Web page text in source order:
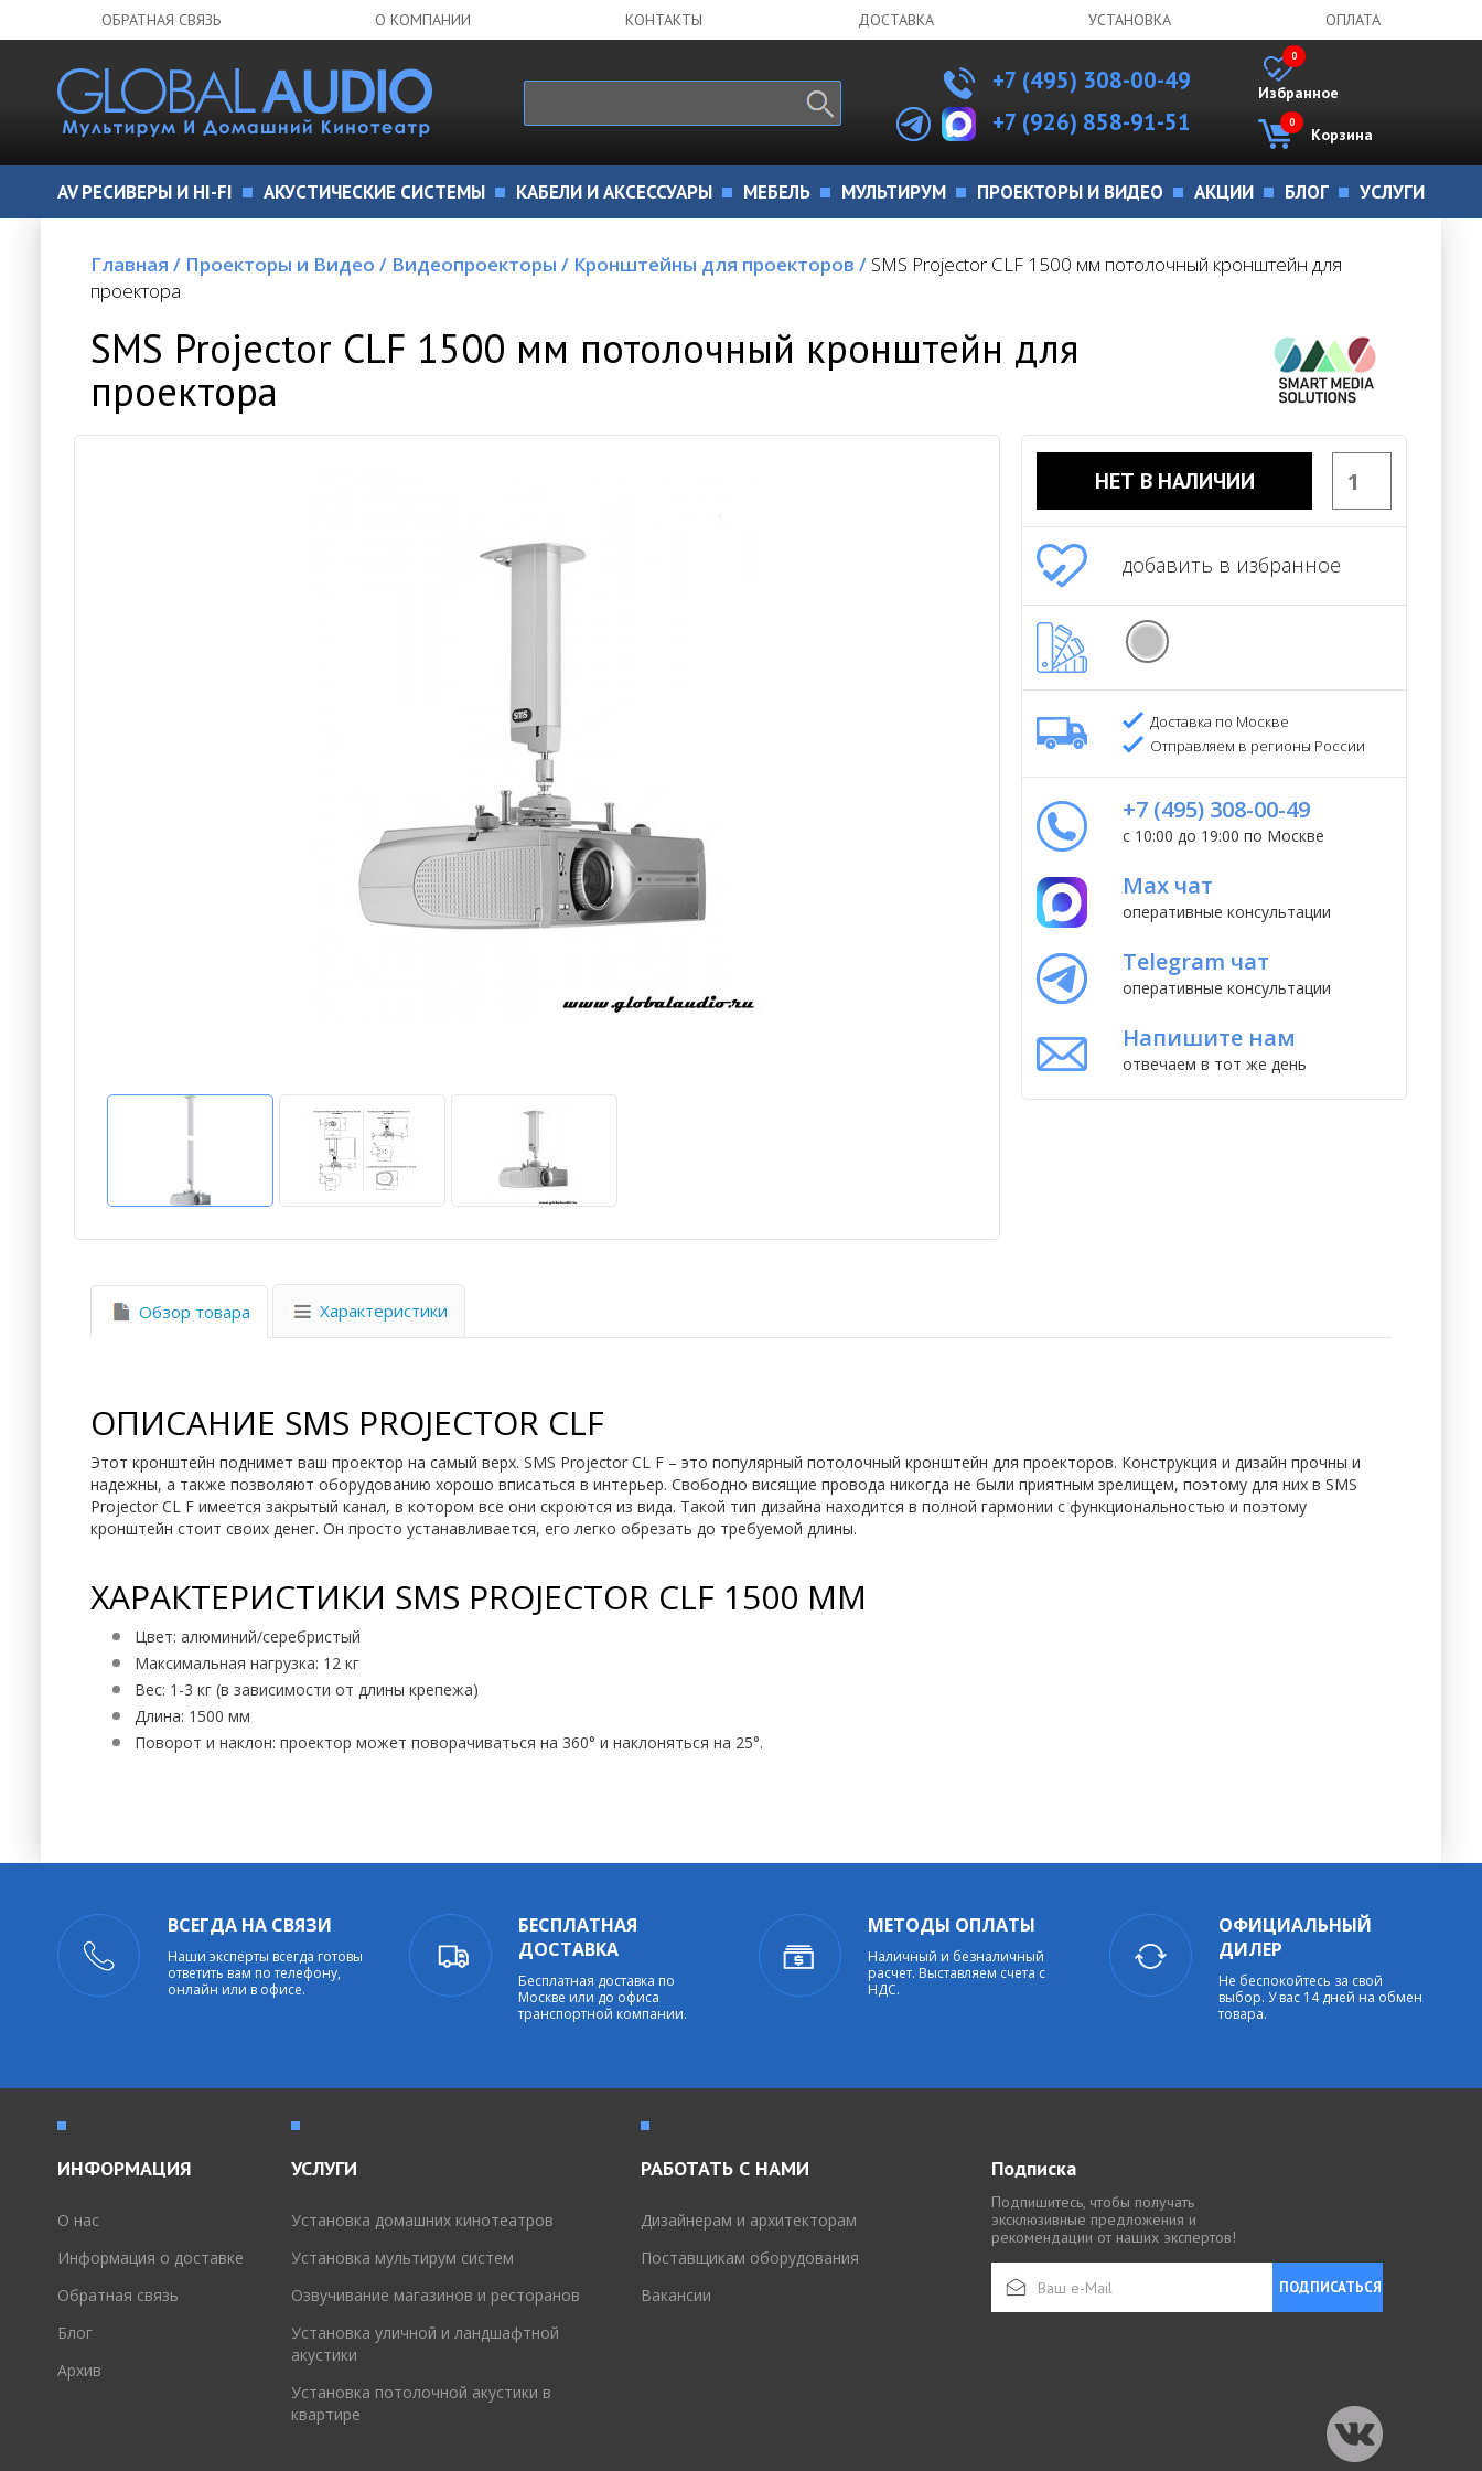
ОБРАТНАЯ СВЯЗЬ О КОМПАНИИ КОНТАКТЫ ДОСТАВКА УСТАНОВКА ОПЛАТА
+7 (495) 308-00-49
+7 (926) 858-91-51
Избранное
0
Корзина
0
AV РЕСИВЕРЫ И HI-FI АКУСТИЧЕСКИЕ СИСТЕМЫ КАБЕЛИ И АКСЕССУАРЫ МЕБЕЛЬ МУЛЬТИРУМ ПРОЕКТОРЫ И ВИДЕО АКЦИИ БЛОГ УСЛУГИ
Главная / Проекторы и Видео / Видеопроекторы / Кронштейны для проекторов / SMS Projector CLF 1500 мм потолочный кронштейн для
проектора
SMS Projector CLF 1500 мм потолочный кронштейн для
проектора
НЕТ В НАЛИЧИИ
добавить в избранное
Доставка по Москве
Отправляем в регионы России
+7 (495) 308-00-49
с 10:00 до 19:00 по Москве
Max чат
оперативные консультации
Telegram чат
оперативные консультации
Напишите нам
отвечаем в тот же день
Обзор товара Характеристики
ОПИСАНИЕ SMS PROJECTOR CLF
Этот кронштейн поднимет ваш проектор на самый верх. SMS Projector CL F – это популярный потолочный кронштейн для проекторов. Конструкция и дизайн прочны и
надежны, а также позволяют оборудованию хорошо вписаться в интерьер. Свободно висящие провода никогда не были приятным зрелищем, поэтому для них в SMS
Projector CL F имеется закрытый канал, в котором все они скроются из вида. Такой тип дизайна находится в полной гармонии с функциональностью и поэтому
кронштейн стоит своих денег. Он просто устанавливается, его легко обрезать до требуемой длины.
ХАРАКТЕРИСТИКИ SMS PROJECTOR CLF 1500 ММ
Цвет: алюминий/серебристый
Максимальная нагрузка: 12 кг
Вес: 1-3 кг (в зависимости от длины крепежа)
Длина: 1500 мм
Поворот и наклон: проектор может поворачиваться на 360° и наклоняться на 25°.
ВСЕГДА НА СВЯЗИ
Наши эксперты всегда готовы
ответить вам по телефону,
онлайн или в офисе.
БЕСПЛАТНАЯ
ДОСТАВКА
Бесплатная доставка по
Москве или до офиса
транспортной компании.
МЕТОДЫ ОПЛАТЫ
Наличный и безналичный
расчет. Выставляем счета с
НДС.
ОФИЦИАЛЬНЫЙ
ДИЛЕР
Не беспокойтесь за свой
выбор. У вас 14 дней на обмен
товара.
ИНФОРМАЦИЯ
O нас
Информация о доставке
Обратная связь
Блог
Архив
УСЛУГИ
Установка домашних кинотеатров
Установка мультирум систем
Озвучивание магазинов и ресторанов
Установка уличной и ландшафтной
акустики
Установка потолочной акустики в
квартире
РАБОТАТЬ С НАМИ
Дизайнерам и архитекторам
Поставщикам оборудования
Вакансии
Подписка
Подпишитесь, чтобы получать
эксклюзивные предложения и
рекомендации от наших экспертов!
ПОДПИСАТЬСЯ